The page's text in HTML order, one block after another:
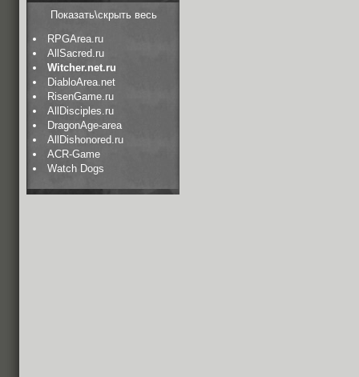
Показать\скрыть весь
RPGArea.ru
AllSacred.ru
Witcher.net.ru
DiabloArea.net
RisenGame.ru
AllDisciples.ru
DragonAge-area
AllDishonored.ru
ACR-Game
Watch Dogs